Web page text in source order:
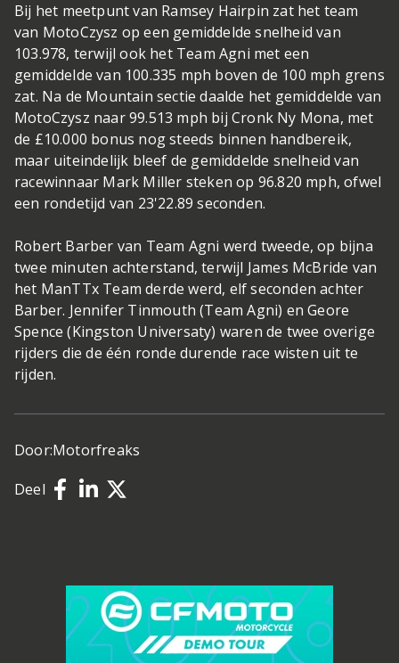
Bij het meetpunt van Ramsey Hairpin zat het team
van MotoCzysz op een gemiddelde snelheid van
103.978, terwijl ook het Team Agni met een
gemiddelde van 100.335 mph boven de 100 mph grens
zat. Na de Mountain sectie daalde het gemiddelde van
MotoCzysz naar 99.513 mph bij Cronk Ny Mona, met
de £10.000 bonus nog steeds binnen handbereik,
maar uiteindelijk bleef de gemiddelde snelheid van
racewinnaar Mark Miller steken op 96.820 mph, ofwel
een rondetijd van 23'22.89 seconden.
Robert Barber van Team Agni werd tweede, op bijna
twee minuten achterstand, terwijl James McBride van
het ManTTx Team derde werd, elf seconden achter
Barber. Jennifer Tinmouth (Team Agni) en Geore
Spence (Kingston Universaty) waren de twee overige
rijders die de één ronde durende race wisten uit te
rijden.
Door:Motorfreaks
Deel